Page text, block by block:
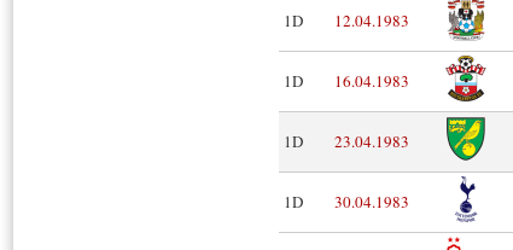
1D 12.04.1983
1D 16.04.1983
1D 23.04.1983
1D 30.04.1983